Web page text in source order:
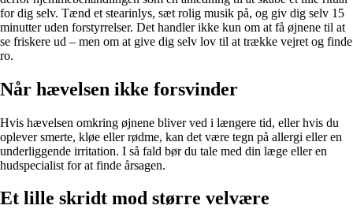
for dig selv. Tænd et stearinlys, sæt rolig musik på, og giv dig selv 15
minutter uden forstyrrelser. Det handler ikke kun om at få øjnene til at
se friskere ud – men om at give dig selv lov til at trække vejret og finde
ro.
Når hævelsen ikke forsvinder
Hvis hævelsen omkring øjnene bliver ved i længere tid, eller hvis du
oplever smerte, kløe eller rødme, kan det være tegn på allergi eller en
underliggende irritation. I så fald bør du tale med din læge eller en
hudspecialist for at finde årsagen.
Et lille skridt mod større velvære